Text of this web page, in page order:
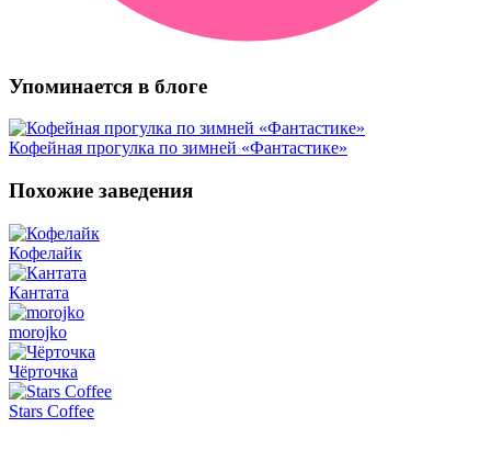
Упоминается в блоге
Кофейная прогулка по зимней «Фантастике»
Похожие заведения
Кофелайк
Кантата
morojko
Чёрточка
Stars Coffee